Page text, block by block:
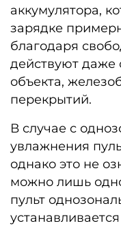
аккумулятора,
зарядке
благодаря
действуют даже
объекта,
перекрытий.
В случае с
увлажнения
однако это не
можно лишь
пульт